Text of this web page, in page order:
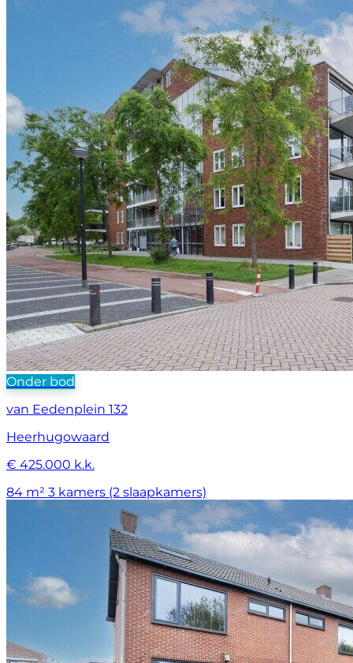
Onder bod
van Eedenplein 132
Heerhugowaard
€ 425.000 k.k.
84 m² 3 kamers (2 slaapkamers)